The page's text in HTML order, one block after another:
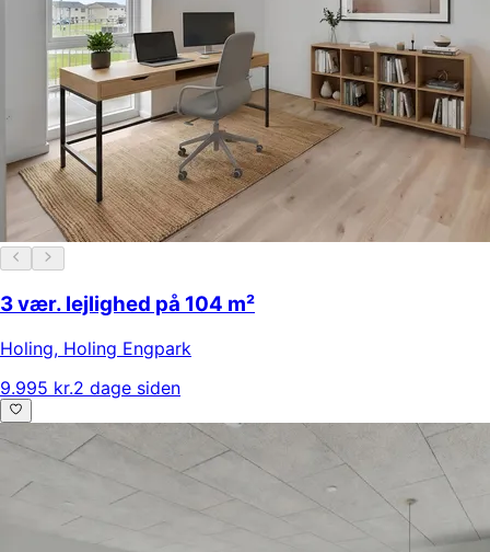
3 vær. lejlighed på 104 m²
Holing, Holing Engpark
9.995 kr.2 dage siden